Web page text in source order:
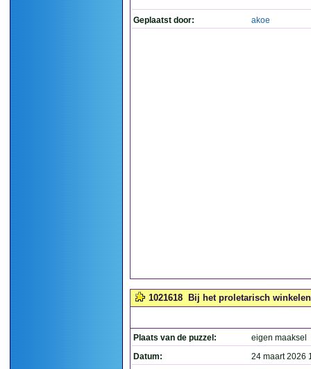
Geplaatst door: akoe
1021618 Bij het proletarisch
Plaats van de puzzel:
eigen maaksel
Datum:
24 maart 2026